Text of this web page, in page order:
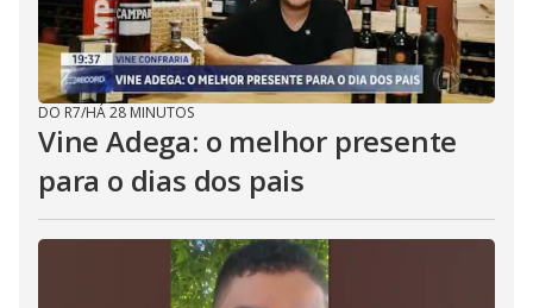
DO R7/HÁ 28 MINUTOS
Vine Adega: o melhor presente
para o dias dos pais